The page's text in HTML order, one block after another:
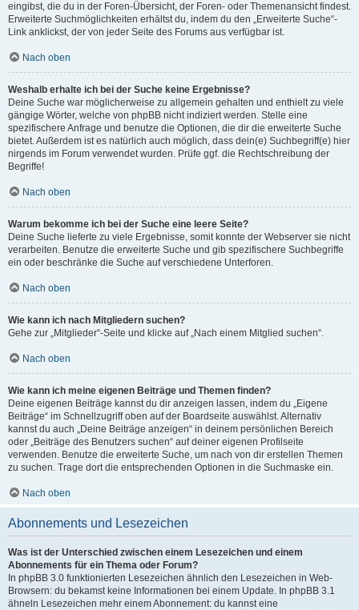
eingibst, die du in der Foren-Übersicht, der Foren- oder Themenansicht findest.
Erweiterte Suchmöglichkeiten erhältst du, indem du den „Erweiterte Suche“-
Link anklickst, der von jeder Seite des Forums aus verfügbar ist.
Nach oben
Weshalb erhalte ich bei der Suche keine Ergebnisse?
Deine Suche war möglicherweise zu allgemein gehalten und enthielt zu viele
gängige Wörter, welche von phpBB nicht indiziert werden. Stelle eine
spezifischere Anfrage und benutze die Optionen, die dir die erweiterte Suche
bietet. Außerdem ist es natürlich auch möglich, dass dein(e) Suchbegriff(e) hier
nirgends im Forum verwendet wurden. Prüfe ggf. die Rechtschreibung der
Begriffe!
Nach oben
Warum bekomme ich bei der Suche eine leere Seite?
Deine Suche lieferte zu viele Ergebnisse, somit konnte der Webserver sie nicht
verarbeiten. Benutze die erweiterte Suche und gib spezifischere Suchbegriffe
ein oder beschränke die Suche auf verschiedene Unterforen.
Nach oben
Wie kann ich nach Mitgliedern suchen?
Gehe zur „Mitglieder“-Seite und klicke auf „Nach einem Mitglied suchen“.
Nach oben
Wie kann ich meine eigenen Beiträge und Themen finden?
Deine eigenen Beiträge kannst du dir anzeigen lassen, indem du „Eigene
Beiträge“ im Schnellzugriff oben auf der Boardseite auswählst. Alternativ
kannst du auch „Deine Beiträge anzeigen“ in deinem persönlichen Bereich
oder „Beiträge des Benutzers suchen“ auf deiner eigenen Profilseite
verwenden. Benutze die erweiterte Suche, um nach von dir erstellen Themen
zu suchen. Trage dort die entsprechenden Optionen in die Suchmaske ein.
Nach oben
Abonnements und Lesezeichen
Was ist der Unterschied zwischen einem Lesezeichen und einem
Abonnements für ein Thema oder Forum?
In phpBB 3.0 funktionierten Lesezeichen ähnlich den Lesezeichen in Web-
Browsern: du bekamst keine Informationen bei einem Update. In phpBB 3.1
ähneln Lesezeichen mehr einem Abonnement: du kannst eine